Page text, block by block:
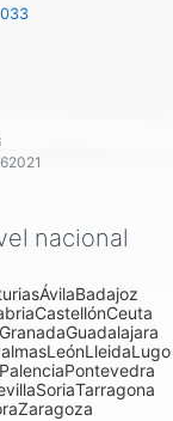
nacional
ÁvilaBadajoz
CastellónCeuta
GranadaGuadalajara
LeónLleidaLugo
Pontevedra
SoriaTarragona
Zaragoza